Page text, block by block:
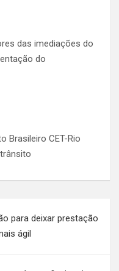
das imediações do
do
Brasileiro CET-Rio
para deixar prestação
ágil